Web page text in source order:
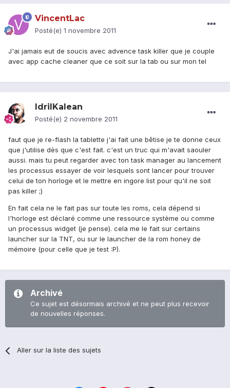
VincentLac
Posté(e) 1 novembre 2011
J'ai jamais eut de soucis avec advence task killer que je couple
avec app cache cleaner que ce soit sur la tab ou sur mon tel
IdrilKalean
Posté(e) 2 novembre 2011
faut que je re-flash la tablette j'ai fait une bêtise je te donne ceux
que j'utilise dès que c'est fait. c'est un truc qui m'avait saouler
aussi. mais tu peut regarder avec ton task manager au lancement
les processus essayer de voir lesquels sont lancer pour trouver
celui de ton horloge et le mettre en ingore list pour qu'il ne soit
pas killer ;)
En fait cela ne le fait pas sur toute les roms, cela dépend si
l'horloge est déclaré comme une ressource système ou comme
un processus widget (je pense). cela me le fait sur certains
launcher sur la TNT, ou sur le launcher de la rom honey de
mémoire (pour celle que je test :P).
Archivé
Ce sujet est désormais archivé et ne peut plus recevoir
de nouvelles réponses.
Aller sur la liste des sujets